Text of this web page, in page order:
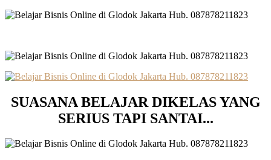
SUASANA BELAJAR DIKELAS YANG
SERIUS TAPI SANTAI...